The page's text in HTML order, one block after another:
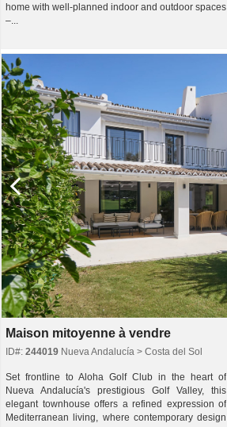
home with well-planned indoor and outdoor spaces
–...
Maison mitoyenne à vendre
ID#: 244019 Nueva Andalucía > Costa del Sol
Set frontline to Aloha Golf Club in the heart of
Nueva Andalucía's prestigious Golf Valley, this
elegant townhouse offers a refined expression of
Mediterranean living, where contemporary design